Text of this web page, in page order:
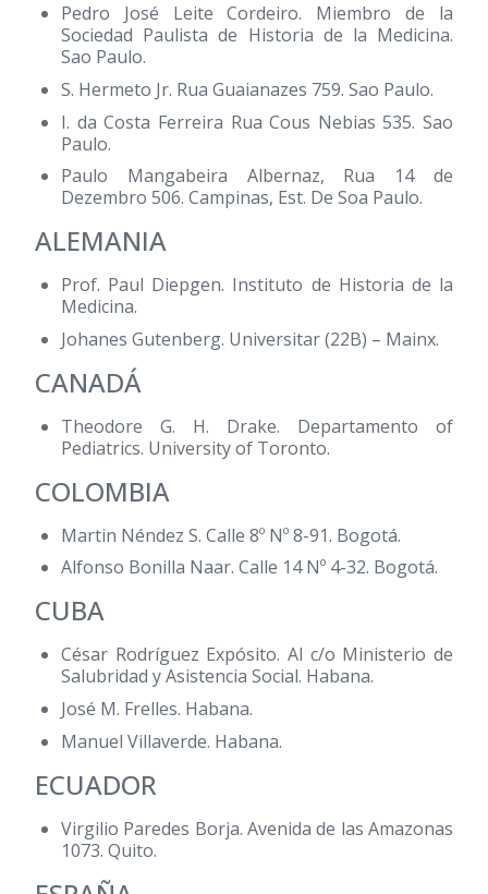
Pedro José Leite Cordeiro. Miembro de la
Sociedad Paulista de Historia de la Medicina.
Sao Paulo.
S. Hermeto Jr. Rua Guaianazes 759. Sao Paulo.
I. da Costa Ferreira Rua Cous Nebias 535. Sao
Paulo.
Paulo Mangabeira Albernaz, Rua 14 de
Dezembro 506. Campinas, Est. De Soa Paulo.
ALEMANIA
Prof. Paul Diepgen. Instituto de Historia de la
Medicina.
Johanes Gutenberg. Universitar (22B) – Mainx.
CANADÁ
Theodore G. H. Drake. Departamento of
Pediatrics. University of Toronto.
COLOMBIA
Martin Néndez S. Calle 8º Nº 8-91. Bogotá.
Alfonso Bonilla Naar. Calle 14 Nº 4-32. Bogotá.
CUBA
César Rodríguez Expósito. Al c/o Ministerio de
Salubridad y Asistencia Social. Habana.
José M. Frelles. Habana.
Manuel Villaverde. Habana.
ECUADOR
Virgilio Paredes Borja. Avenida de las Amazonas
1073. Quito.